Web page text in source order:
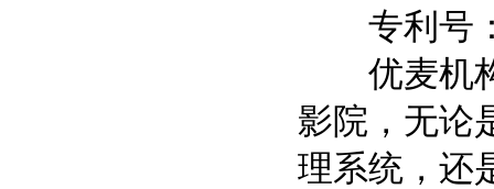
专利号：
优麦机构
影院，无论
理系统，还